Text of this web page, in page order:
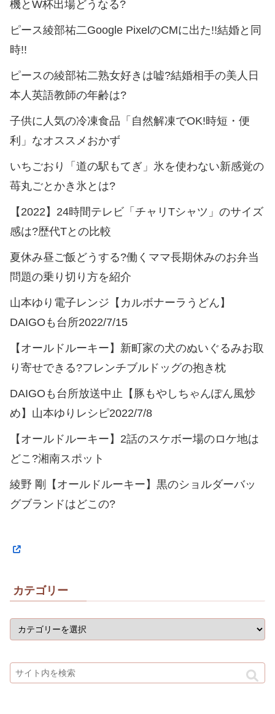
機とW杯出場どうなる?
ピース綾部祐二Google PixelのCMに出た!!結婚と同
時!!
ピースの綾部祐二熟女好きは嘘?結婚相手の美人日
本人英語教師の年齢は?
子供に人気の冷凍食品「自然解凍でOK!時短・便
利」なオススメおかず
いちごおり「道の駅もてぎ」氷を使わない新感覚の
苺丸ごとかき氷とは?
【2022】24時間テレビ「チャリTシャツ」のサイズ
感は?歴代Tとの比較
夏休み昼ご飯どうする?働くママ長期休みのお弁当
問題の乗り切り方を紹介
山本ゆり電子レンジ【カルボナーラうどん】
DAIGOも台所2022/7/15
【オールドルーキー】新町家の犬のぬいぐるみお取
り寄せできる?フレンチブルドッグの抱き枕
DAIGOも台所放送中止【豚もやしちゃんぽん風炒
め】山本ゆりレシピ2022/7/8
【オールドルーキー】2話のスケボー場のロケ地は
どこ?湘南スポット
綾野 剛【オールドルーキー】黒のショルダーバッ
グブランドはどこの?
カテゴリー